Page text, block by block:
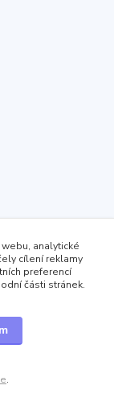
analytické
cílení reklamy
preferencí
části stránek.
.